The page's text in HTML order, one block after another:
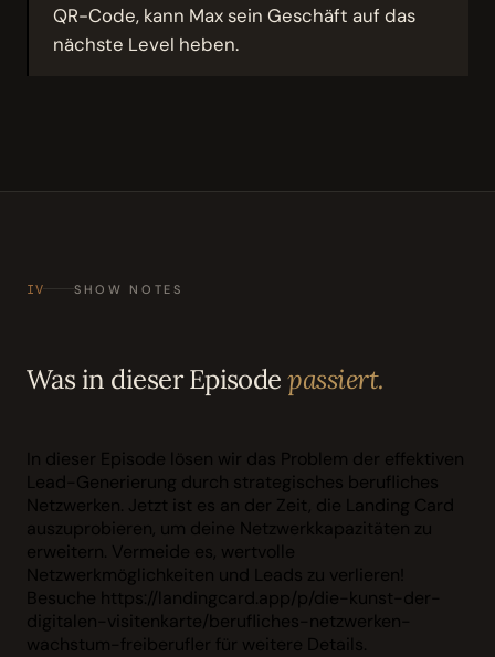
QR-Code, kann Max sein Geschäft auf das
nächste Level heben.
IV SHOW NOTES
Was in dieser Episodepassiert.
In dieser Episode lösen wir das Problem der effektiven
Lead-Generierung durch strategisches berufliches
Netzwerken. Jetzt ist es an der Zeit, die Landing Card
auszuprobieren, um deine Netzwerkkapazitäten zu
erweitern. Vermeide es, wertvolle
Netzwerkmöglichkeiten und Leads zu verlieren!
Besuche https://landingcard.app/p/die-kunst-der-
digitalen-visitenkarte/berufliches-netzwerken-
wachstum-freiberufler für weitere Details.